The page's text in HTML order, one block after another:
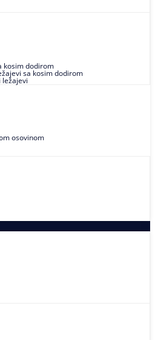
kosim dodirom
sa kosim dodirom
osovinom